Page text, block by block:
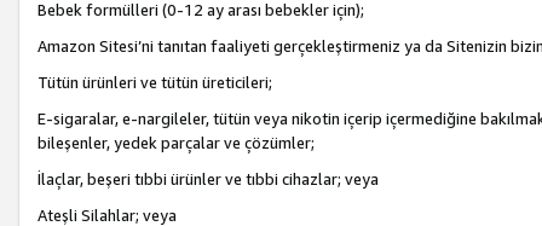
Bebek formülleri (0-12 ay arası bebekler için);
Amazon Sitesi’ni tanıtan faaliyeti gerçekleştirmeniz ya da Sitenizin
Tütün ürünleri ve tütün üreticileri;
E-sigaralar, e-nargileler, tütün veya nikotin içerip içermediğine
bileşenler, yedek parçalar ve çözümler;
İlaçlar, beşeri tıbbi ürünler ve tıbbi cihazlar; veya
Ateşli Silahlar; veya